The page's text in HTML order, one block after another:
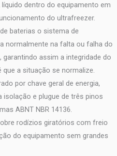
dentro do equipamento em
do ultrafreezer.
baterias o sistema de
normalmente na falta ou falha do
assim a integridade do
a situação se normalize.
por chave geral de energia,
e plugue de três pinos
ABNT NBR 14136.
rodízios giratórios com freio
do equipamento sem grandes